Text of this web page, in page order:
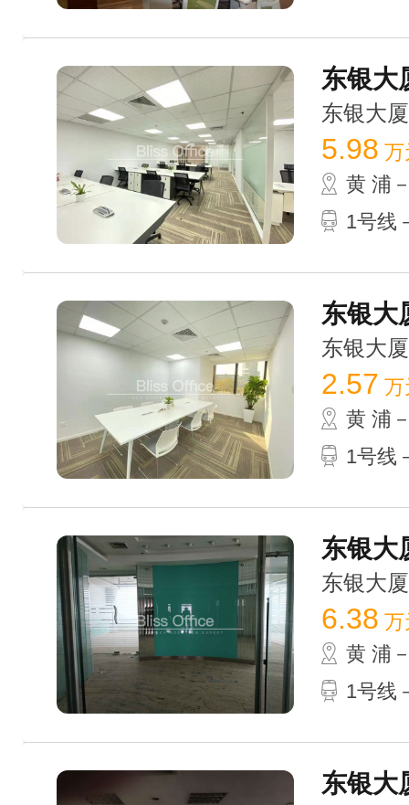
东银大
东银大
5.98 万
黄 浦
1号线
东银大
东银大
2.57 万
黄 浦
1号线
东银大
东银大
6.38 万
黄 浦
1号线
东银大